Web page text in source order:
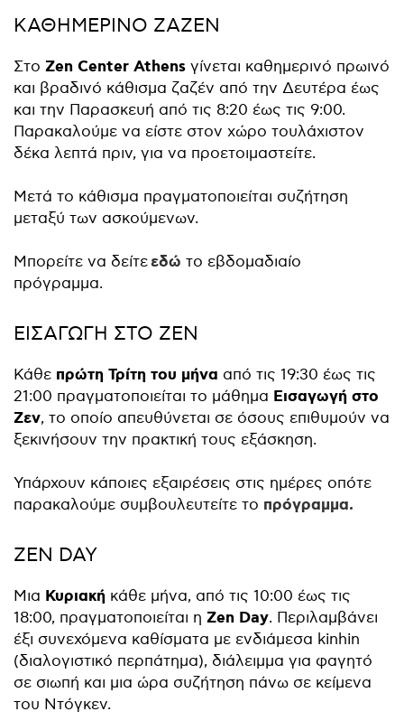
ΚΑΘΗΜΕΡΙΝΟ ΖΑΖΕΝ
Στο Zen Center Athens γίνεται καθημερινό πρωινό
και βραδινό κάθισμα ζαζέν από την Δευτέρα έως
και την Παρασκευή από τις 8:20 έως τις 9:00.
Παρακαλούμε να είστε στον χώρο τουλάχιστον
δέκα λεπτά πριν, για να προετοιμαστείτε.
Μετά το κάθισμα πραγματοποιείται συζήτηση
μεταξύ των ασκούμενων.
Μπορείτε να δείτεεδώ το εβδομαδιαίο
πρόγραμμα.
ΕΙΣΑΓΩΓΗ ΣΤΟ ΖΕΝ
Κάθε πρώτη Τρίτη του μήνα από τις 19:30 έως τις
21:00 πραγματοποιείται το μάθημα Εισαγωγή στο
Ζεν, το οποίο απευθύνεται σε όσους επιθυμούν να
ξεκινήσουν την πρακτική τους εξάσκηση.
Υπάρχουν κάποιες εξαιρέσεις στις ημέρες οπότε
παρακαλούμε συμβουλευτείτε το πρόγραμμα.
ZEN DAY
Μια Κυριακή κάθε μήνα, από τις 10:00 έως τις
18:00, πραγματοποιείται η Zen Day. Περιλαμβάνει
έξι συνεχόμενα καθίσματα με ενδιάμεσα kinhin
(διαλογιστικό περπάτημα), διάλειμμα για φαγητό
σε σιωπή και μια ώρα συζήτηση πάνω σε κείμενα
του Ντόγκεν.